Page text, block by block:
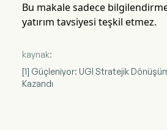
Bu makale sadece
yatırım tavsiyesi teşkil etmez.
kaynak:
[1] Güçleniyor: UGI Stratejik
Kazandı